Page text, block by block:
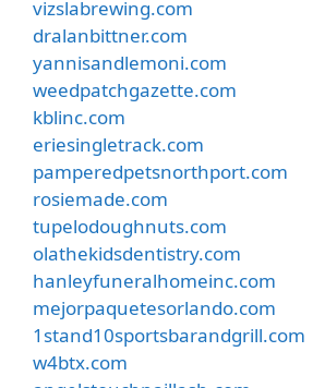
vizslabrewing.com
dralanbittner.com
yannisandlemoni.com
weedpatchgazette.com
kblinc.com
eriesingletrack.com
pamperedpetsnorthport.com
rosiemade.com
tupelodoughnuts.com
olathekidsdentistry.com
hanleyfuneralhomeinc.com
mejorpaquetesorlando.com
1stand10sportsbarandgrill.com
w4btx.com